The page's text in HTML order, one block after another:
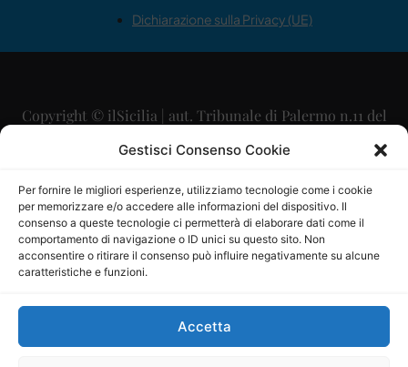
Gestisci Consenso Cookie
Per fornire le migliori esperienze, utilizziamo tecnologie come i cookie
per memorizzare e/o accedere alle informazioni del dispositivo. Il
consenso a queste tecnologie ci permetterà di elaborare dati come il
comportamento di navigazione o ID unici su questo sito. Non
acconsentire o ritirare il consenso può influire negativamente su alcune
caratteristiche e funzioni.
Accetta
Dichiarazione sulla Privacy (UE)
Copyright © ilSicilia | aut. Tribunale di Palermo n.11 del
29/09/2015
Direttore Editoriale: Maurizio Scaglione
Direttore Responsabile: Maria Calabrese
P.IVA: 06334930820
Mercurio Comunicazione Società Cooperativa a r.l. è